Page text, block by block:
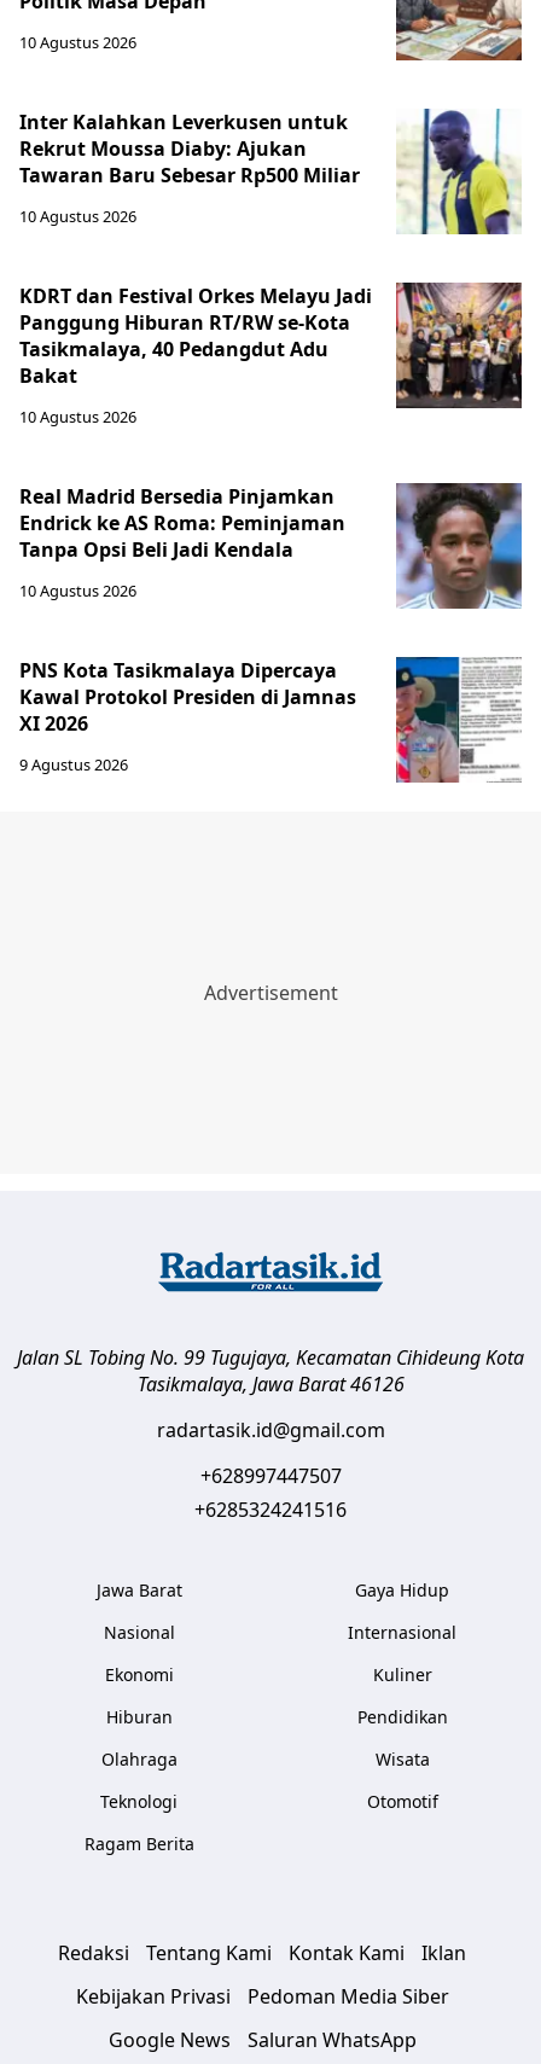
10 Agustus 2026
Inter Kalahkan Leverkusen untuk
Rekrut Moussa Diaby: Ajukan
Tawaran Baru Sebesar Rp500 Miliar
10 Agustus 2026
KDRT dan Festival Orkes Melayu Jadi
Panggung Hiburan RT/RW se-Kota
Tasikmalaya, 40 Pedangdut Adu
Bakat
10 Agustus 2026
Real Madrid Bersedia Pinjamkan
Endrick ke AS Roma: Peminjaman
Tanpa Opsi Beli Jadi Kendala
10 Agustus 2026
PNS Kota Tasikmalaya Dipercaya
Kawal Protokol Presiden di Jamnas
XI 2026
9 Agustus 2026
Jalan SL Tobing No. 99 Tugujaya, Kecamatan CihideungKota
Tasikmalaya, Jawa Barat 46126
radartasik.id@gmail.com
+628997447507
+6285324241516
Jawa Barat
Nasional
Ekonomi
Hiburan
Olahraga
Teknologi
Ragam Berita
Gaya Hidup
Internasional
Kuliner
Pendidikan
Wisata
Otomotif
Redaksi Tentang Kami Kontak Kami
Iklan
Kebijakan Privasi
Pedoman Media Siber
Google News
Saluran WhatsApp